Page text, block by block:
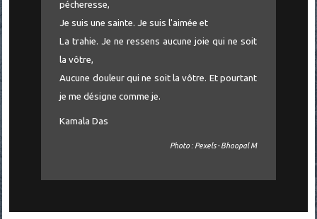
pécheresse,
Je suis une sainte. Je suis l'aimée et
La trahie. Je ne ressens aucune joie qui ne soit
la vôtre,
Aucune douleur qui ne soit la vôtre. Et pourtant
je me désigne comme je.
Kamala Das
Photo : Pexels - Bhoopal M